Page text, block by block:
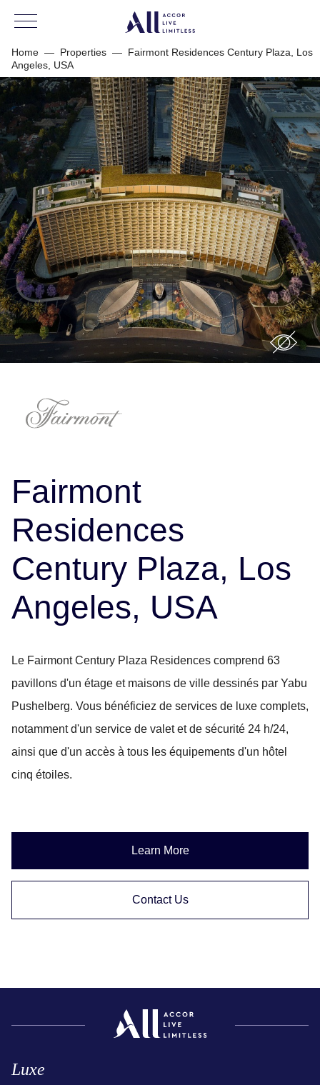
Home — Properties — Fairmont Residences Century Plaza, Los
Angeles, USA
Fairmont
Residences
Century Plaza, Los
Angeles, USA
Le Fairmont Century Plaza Residences comprend 63
pavillons d'un étage et maisons de ville dessinés par Yabu
Pushelberg. Vous bénéficiez de services de luxe complets,
notamment d'un service de valet et de sécurité 24 h/24,
ainsi que d'un accès à tous les équipements d'un hôtel
cinq étoiles.
Learn More
Contact Us
Luxe